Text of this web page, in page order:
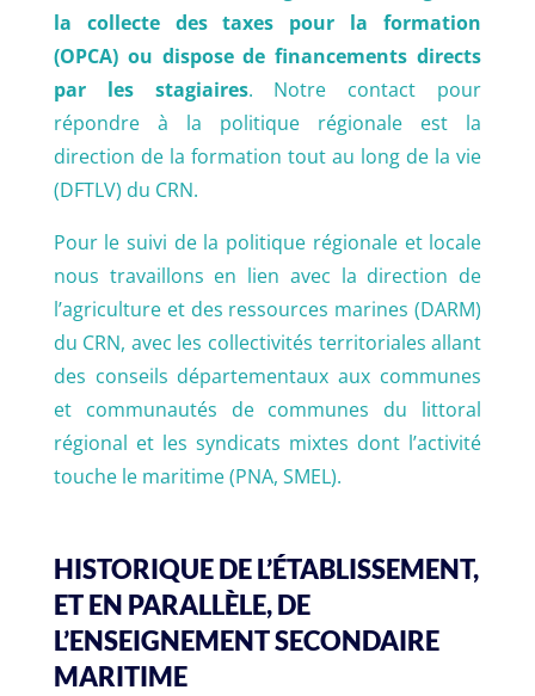
la collecte des taxes pour la formation
(OPCA) ou dispose de financements directs
par les stagiaires. Notre contact pour
répondre à la politique régionale est la
direction de la formation tout au long de la vie
(DFTLV) du CRN.
Pour le suivi de la politique régionale et locale
nous travaillons en lien avec la direction de
l’agriculture et des ressources marines (DARM)
du CRN, avec les collectivités territoriales allant
des conseils départementaux aux communes
et communautés de communes du littoral
régional et les syndicats mixtes dont l’activité
touche le maritime (PNA, SMEL).
HISTORIQUE DE L’ÉTABLISSEMENT,
ET EN PARALLÈLE, DE
L’ENSEIGNEMENT SECONDAIRE
MARITIME